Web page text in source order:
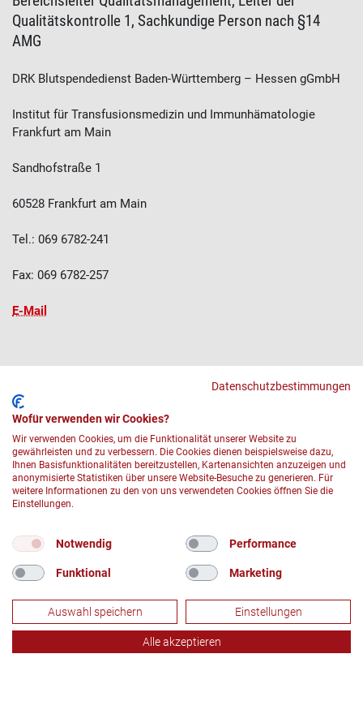
Qualitätskontrolle 1, Sachkundige Person nach §14
AMG
DRK Blutspendedienst Baden-Württemberg – Hessen gGmbH
Institut für Transfusionsmedizin und Immunhämatologie
Frankfurt am Main
Sandhofstraße 1
60528 Frankfurt am Main
Tel.: 069 6782-241
Fax: 069 6782-257
E-Mail
© 2026 DRK-Blutspendedienst Baden-Württemberg – Hessen
gemeinnützige GmbH
FußzeileDATENSCHUTZ
IMPRESSUM UND RECHTLICHE HINWEISE
COMPLIANCE
Datenschutzbestimmungen
Wofür verwenden wir Cookies?
Wir verwenden Cookies, um die Funktionalität unserer Website zu
gewährleisten und zu verbessern. Die Cookies dienen beispielsweise dazu,
Ihnen Basisfunktionalitäten bereitzustellen, Kartenansichten anzuzeigen und
anonymisierte Statistiken über unsere Website-Besuche zu generieren. Für
weitere Informationen zu den von uns verwendeten Cookies öffnen Sie die
Einstellungen.
Notwendig Performance
Funktional Marketing
Auswahl speichern Einstellungen
Alle akzeptieren